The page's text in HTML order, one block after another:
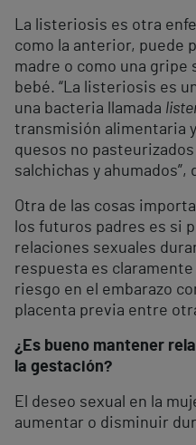
La listeriosis es otra
como la anterior, puede
madre o como una gripe
bebé. “La listeriosis es
una bacteria llamada
transmisión alimentaria
quesos no
salchichas y
Otra de las cosas
los futuros padres es si
relaciones sexuales
respuesta es
riesgo en el embarazo
placenta previa entre
¿Es bueno mantener
la gestación?
El deseo sexual en la
aumentar o disminuir